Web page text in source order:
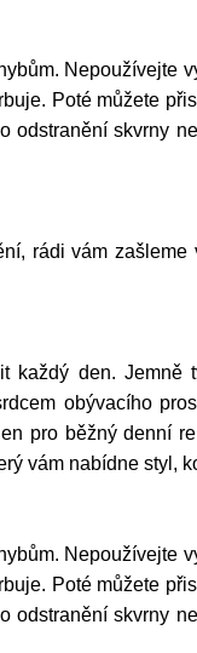
Nepoužívejte
Poté můžete
odstranění skvrny
rádi vám zašleme
každý den. Jemně
obývacího
pro běžný denní
vám nabídne styl,
Nepoužívejte
Poté můžete
odstranění skvrny